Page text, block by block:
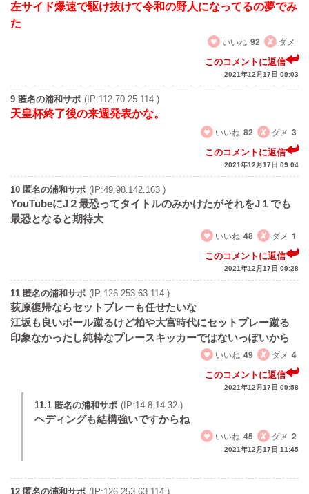
左サイド爆速で駆け抜けて令和の野人になってるの夢でみ
た
いいね 92 ダメ
このコメントに返信
2021年12月17日 09:03
9 匿名の浦和サポ (IP:112.70.25.114 )
天皇杯終了後の来週発表かな。
いいね 82 ダメ 3
このコメントに返信
2021年12月17日 09:04
10 匿名の浦和サポ (IP:49.98.142.163 )
YouTubeにJ２最恐ってタイトルのみかけたがそれをJ１でも
最恐となると期待大
いいね 48 ダメ 1
このコメントに返信
2021年12月17日 09:28
11 匿名の浦和サポ (IP:126.253.63.114 )
荻原復帰ならセットプレーも任せたいな
江坂も良いボール蹴るけど柏や大宮時代にセットプレー蹴る
印象なかったし純粋なプレースキッカーではないっぽいから
いいね 49 ダメ 4
このコメントに返信
2021年12月17日 09:58
11.1 匿名の浦和サポ (IP:14.8.14.32 )
ヘディングも結構強いですからね
いいね 45 ダメ 2
2021年12月17日 11:45
12 匿名の浦和サポ (IP:126.253.63.114 )